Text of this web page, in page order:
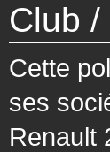
Club
Cette
ses
Renault